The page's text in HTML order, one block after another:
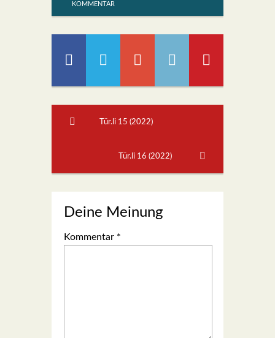
KOMMENTAR
Tür.li 15 (2022)
Tür.li 16 (2022)
Deine Meinung
Kommentar *